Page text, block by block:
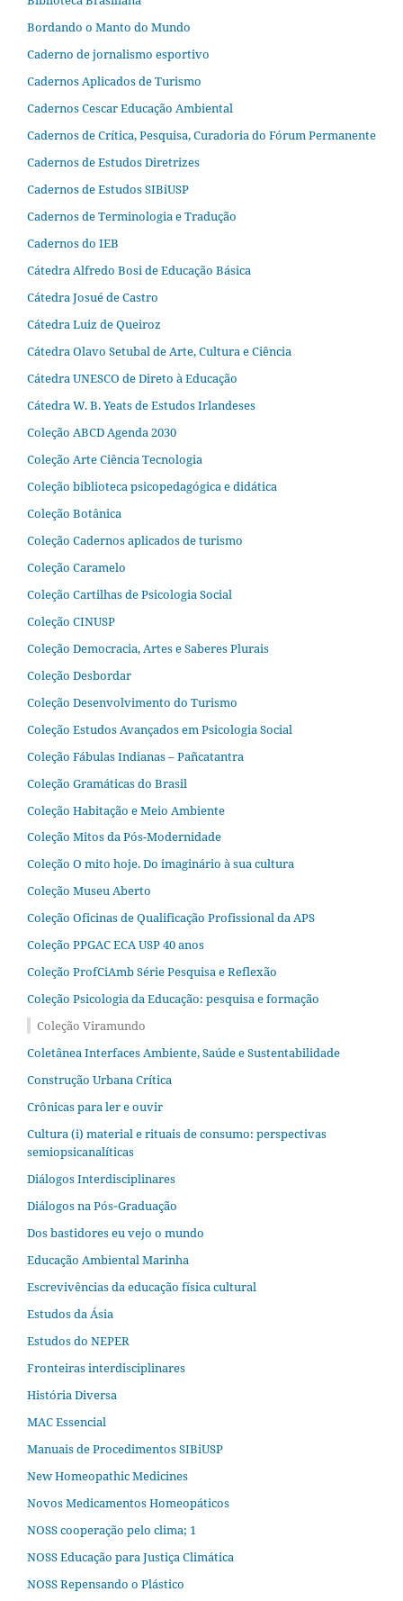
Bordando o Manto do Mundo
Caderno de jornalismo esportivo
Cadernos Aplicados de Turismo
Cadernos Cescar Educação Ambiental
Cadernos de Crítica, Pesquisa, Curadoria do Fórum Permanente
Cadernos de Estudos Diretrizes
Cadernos de Estudos SIBiUSP
Cadernos de Terminologia e Tradução
Cadernos do IEB
Cátedra Alfredo Bosi de Educação Básica
Cátedra Josué de Castro
Cátedra Luiz de Queiroz
Cátedra Olavo Setubal de Arte, Cultura e Ciência
Cátedra UNESCO de Direto à Educação
Cátedra W. B. Yeats de Estudos Irlandeses
Coleção ABCD Agenda 2030
Coleção Arte Ciência Tecnologia
Coleção biblioteca psicopedagógica e didática
Coleção Botânica
Coleção Cadernos aplicados de turismo
Coleção Caramelo
Coleção Cartilhas de Psicologia Social
Coleção CINUSP
Coleção Democracia, Artes e Saberes Plurais
Coleção Desbordar
Coleção Desenvolvimento do Turismo
Coleção Estudos Avançados em Psicologia Social
Coleção Fábulas Indianas – Pañcatantra
Coleção Gramáticas do Brasil
Coleção Habitação e Meio Ambiente
Coleção Mitos da Pós-Modernidade
Coleção O mito hoje. Do imaginário à sua cultura
Coleção Museu Aberto
Coleção Oficinas de Qualificação Profissional da APS
Coleção PPGAC ECA USP 40 anos
Coleção ProfCiAmb Série Pesquisa e Reflexão
Coleção Psicologia da Educação: pesquisa e formação
Coleção Viramundo
Coletânea Interfaces Ambiente, Saúde e Sustentabilidade
Construção Urbana Crítica
Crônicas para ler e ouvir
Cultura (i) material e rituais de consumo: perspectivas
semiopsicanalíticas
Diálogos Interdisciplinares
Diálogos na Pós‐Graduação
Dos bastidores eu vejo o mundo
Educação Ambiental Marinha
Escrevivências da educação física cultural
Estudos da Ásia​
Estudos do NEPER
Fronteiras interdisciplinares
História Diversa
MAC Essencial
Manuais de Procedimentos SIBiUSP
New Homeopathic Medicines
Novos Medicamentos Homeopáticos
NOSS cooperação pelo clima; 1
NOSS Educação para Justiça Climática
NOSS Repensando o Plástico